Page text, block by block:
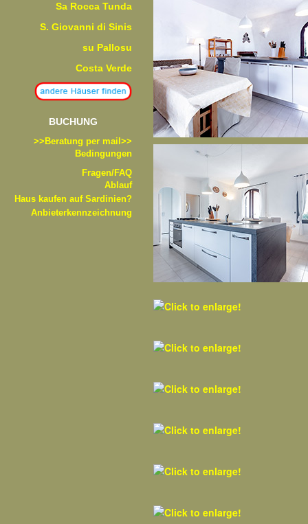
Sa Rocca Tunda
S. Giovanni di Sinis
su Pallosu
Costa Verde
BUCHUNG
>>Beratung per mail>>
Bedingungen
Fragen/FAQ
Ablauf
Haus kaufen auf Sardinien?
Anbieterkennzeichnung